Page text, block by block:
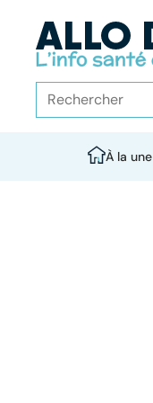
À la une